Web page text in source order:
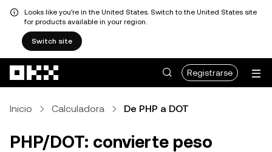
Looks like you're in the United States. Switch to the United States site
for products available in your region.
Switch site
Registrarse
Inicio Calculadora De PHP a DOT
PHP/DOT: convierte peso